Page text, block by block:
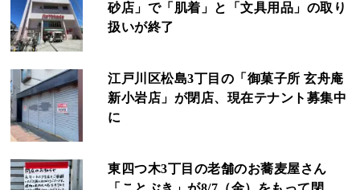
砂店」で「肌着」と「文具用品」の取り
扱いが終了
江戸川区松島3丁目の「御菓子所 玄舟庵
新小岩店」が閉店、現在テナント募集中
に
東四つ木3丁目の老舗のお蕎麦屋さん